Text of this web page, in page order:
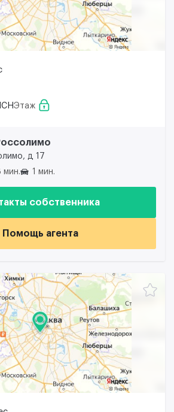
Этаж
д 17
мин. 1 мин.
собственника
Помощь агента